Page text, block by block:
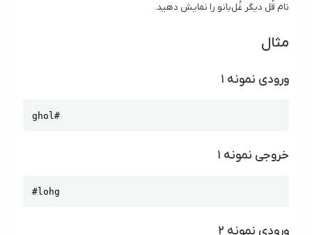
نام قُل دیگر غُل‌بانو را نمایش دهید.
مثال
ورودی نمونه ۱
ghol#
خروجی نمونه ۱
#lohg
ورودی نمونه ۲